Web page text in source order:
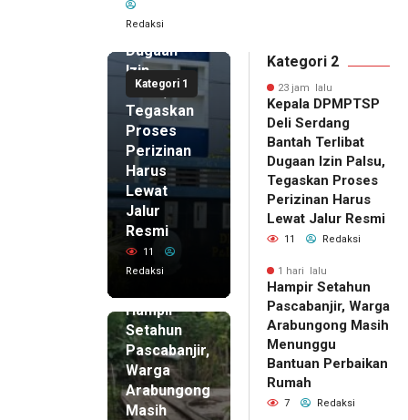
Redaksi
Kategori 1
Bantah
Terlibat
Dugaan
Izin
Palsu,
Tegaskan
Proses
Perizinan
Harus
Lewat
Jalur
Resmi
11
Redaksi
Hampir
Setahun
Pascabanjir,
Warga
Arabungong
Masih
Kategori 2
23 jam lalu
Kepala DPMPTSP
Deli Serdang
Bantah Terlibat
Dugaan Izin Palsu,
Tegaskan Proses
Perizinan Harus
Lewat Jalur Resmi
11 Redaksi
1 hari lalu
Hampir Setahun
Pascabanjir, Warga
Arabungong Masih
Menunggu
Bantuan Perbaikan
Rumah
7 Redaksi